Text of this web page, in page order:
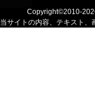
Copyright©2010-
当サイトの内容、テキスト